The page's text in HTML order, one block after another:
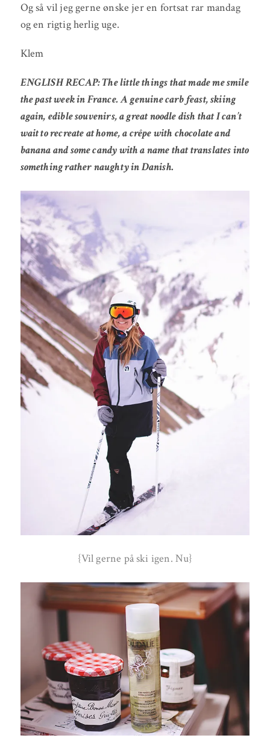
Og så vil jeg gerne ønske jer en fortsat rar mandag
og en rigtig herlig uge.
Klem
ENGLISH RECAP: The little things that made me smile
the past week in France. A genuine carb feast, skiing
again, edible souvenirs, a great noodle dish that I can’t
wait to recreate at home, a crêpe with chocolate and
banana and some candy with a name that translates into
something rather naughty in Danish.
{Vil gerne på ski igen. Nu}